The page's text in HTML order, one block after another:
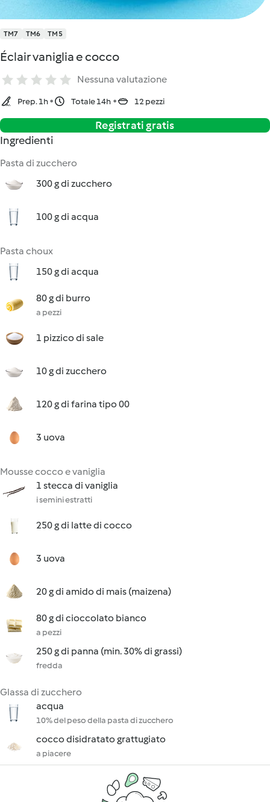
TM7 TM6 TM5
Éclair vaniglia e cocco
Nessuna valutazione
Prep. 1h Totale 14h 12 pezzi
Registrati gratis
Ingredienti
Pasta di zucchero
300 g di zucchero
100 g di acqua
Pasta choux
150 g di acqua
80 g di burro
a pezzi
1 pizzico di sale
10 g di zucchero
120 g di farina tipo 00
3 uova
Mousse cocco e vaniglia
1 stecca di vaniglia
i semini estratti
250 g di latte di cocco
3 uova
20 g di amido di mais (maizena)
80 g di cioccolato bianco
a pezzi
250 g di panna (min. 30% di grassi)
fredda
Glassa di zucchero
acqua
10% del peso della pasta di zucchero
cocco disidratato grattugiato
a piacere